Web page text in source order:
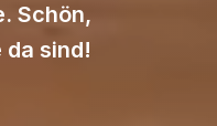
Schön,
da sind!